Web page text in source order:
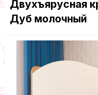
Двухъярусная
Дуб молочный